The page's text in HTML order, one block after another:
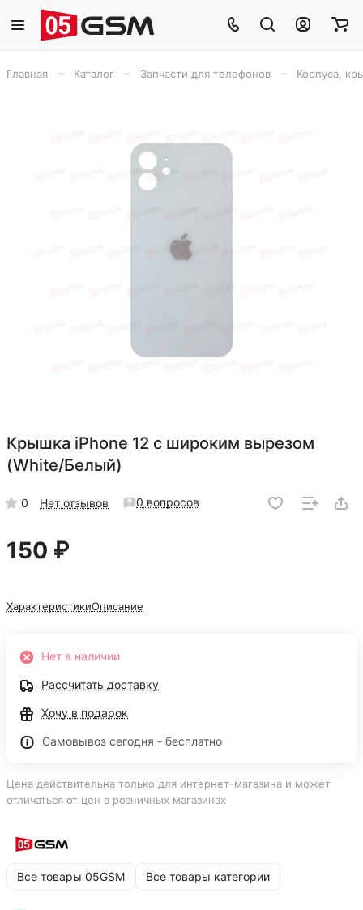
Главная Каталог Запчасти для телефонов Корпуса,
Крышка iPhone 12 с широким вырезом
(White/Белый)
0 Нет отзывов 0 вопросов
150 ₽
ХарактеристикиОписание
Нет в наличии
Рассчитать доставку
Хочу в подарок
Самовывоз сегодня - бесплатно
Цена действительна только для интернет-магазина и может
отличаться от цен в розничных магазинах
Все товары 05GSM Все товары категории